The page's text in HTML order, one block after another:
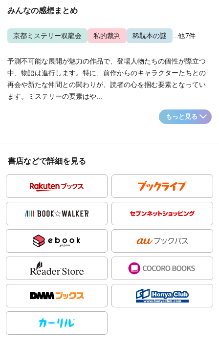
みんなの感想まとめ
京都ミステリー双龍会 私的裁判 稀覯本の謎 ...他7件
予測不可能な展開が魅力の作品で、登場人物たちの個性が際立つ
中、物語は進行します。特に、前作からのキャラクターたちとの
再会や新たな仲間との関わりが、読者の心を掴む要素となってい
ます。ミステリーの要素はや...
もっと見る
書店などで詳細を見る